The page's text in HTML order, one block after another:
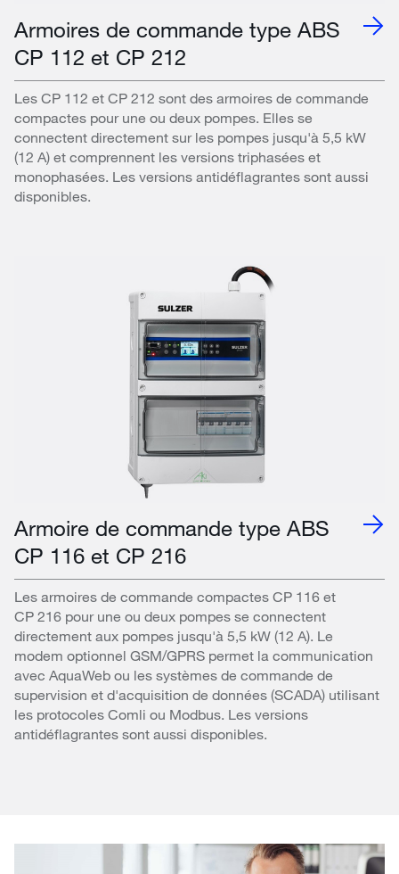
Armoires de commande type ABS
CP 112 et CP 212
Les CP 112 et CP 212 sont des armoires de commande
compactes pour une ou deux pompes. Elles se
connectent directement sur les pompes jusqu'à 5,5 kW
(12 A) et comprennent les versions triphasées et
monophasées. Les versions antidéflagrantes sont aussi
disponibles.
Armoire de commande type ABS
CP 116 et CP 216
Les armoires de commande compactes CP 116 et
CP 216 pour une ou deux pompes se connectent
directement aux pompes jusqu'à 5,5 kW (12 A). Le
modem optionnel GSM/GPRS permet la communication
avec AquaWeb ou les systèmes de commande de
supervision et d'acquisition de données (SCADA) utilisant
les protocoles Comli ou Modbus. Les versions
antidéflagrantes sont aussi disponibles.